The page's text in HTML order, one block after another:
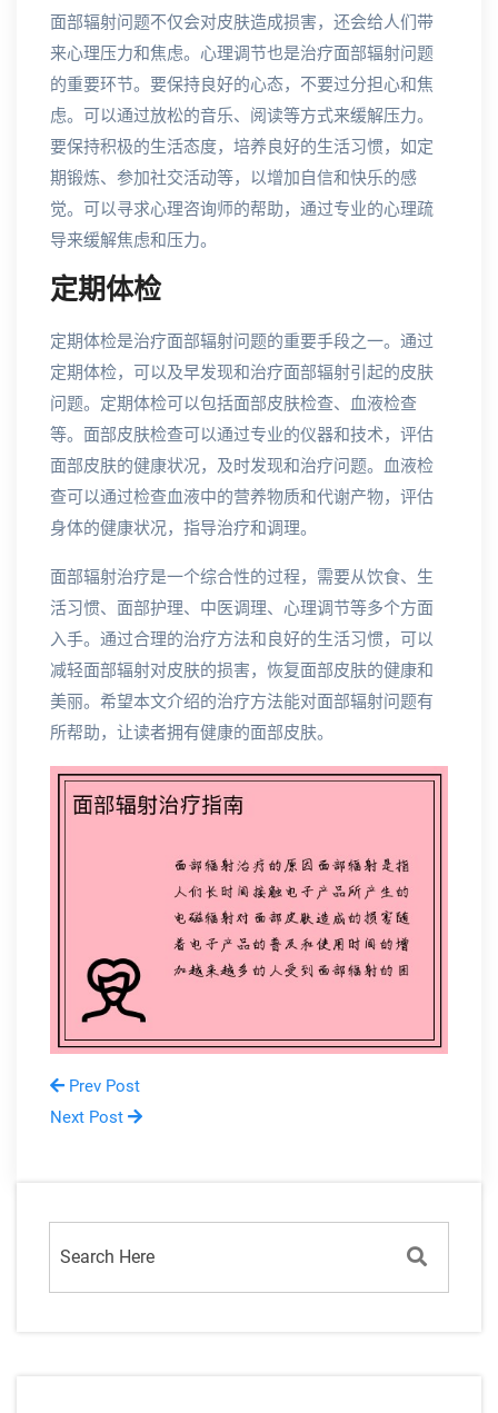
面部辐射问题不仅会对皮肤造成损害，还会给人们带
来心理压力和焦虑。心理调节也是治疗面部辐射问题
的重要环节。要保持良好的心态，不要过分担心和焦
虑。可以通过放松的音乐、阅读等方式来缓解压力。
要保持积极的生活态度，培养良好的生活习惯，如定
期锻炼、参加社交活动等，以增加自信和快乐的感
觉。可以寻求心理咨询师的帮助，通过专业的心理疏
导来缓解焦虑和压力。
定期体检
定期体检是治疗面部辐射问题的重要手段之一。通过
定期体检，可以及早发现和治疗面部辐射引起的皮肤
问题。定期体检可以包括面部皮肤检查、血液检查
等。面部皮肤检查可以通过专业的仪器和技术，评估
面部皮肤的健康状况，及时发现和治疗问题。血液检
查可以通过检查血液中的营养物质和代谢产物，评估
身体的健康状况，指导治疗和调理。
面部辐射治疗是一个综合性的过程，需要从饮食、生
活习惯、面部护理、中医调理、心理调节等多个方面
入手。通过合理的治疗方法和良好的生活习惯，可以
减轻面部辐射对皮肤的损害，恢复面部皮肤的健康和
美丽。希望本文介绍的治疗方法能对面部辐射问题有
所帮助，让读者拥有健康的面部皮肤。
Prev Post
Next Post